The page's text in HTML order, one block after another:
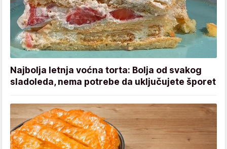
Najbolja letnja voćna torta: Bolja od svakog
sladoleda, nema potrebe da uključujete šporet